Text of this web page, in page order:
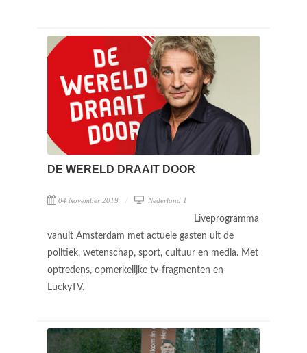
DE WERELD DRAAIT DOOR
04 November 2019 Nederland 1
Liveprogramma
vanuit Amsterdam met actuele gasten uit de
politiek, wetenschap, sport, cultuur en media. Met
optredens, opmerkelijke tv-fragmenten en
LuckyTV.